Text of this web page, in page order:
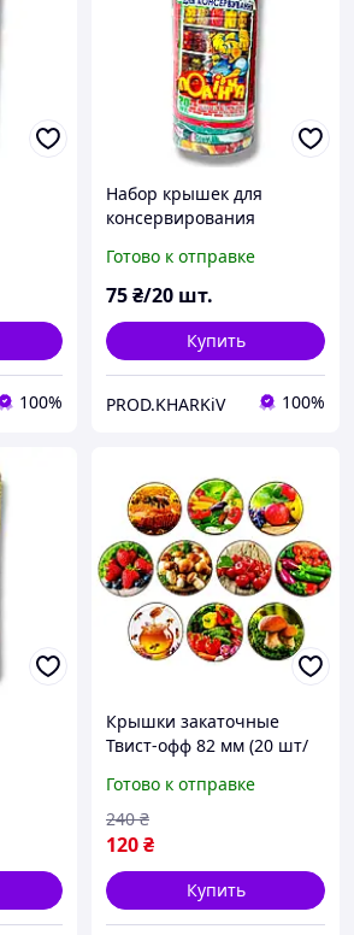
100%
Набор крышек для
консервирования
Готово к отправке
75₴/20 шт.
Купить
PROD.KHARKiV 100%
Крышки закаточные
Твист-офф 82 мм (20 шт/
консервации банок с
резьбой "Ассорти"
Полинка
Готово к отправке
120₴
240 ₴
Купить